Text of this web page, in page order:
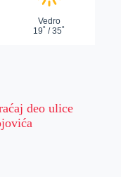
deo ulice